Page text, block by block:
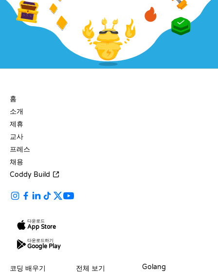
홈
소개
제휴
교사
프레스
채용
Coddy Build
다운로드
App Store
다운로드하기
Google Play
코딩 배우기
전체 보기
Golang